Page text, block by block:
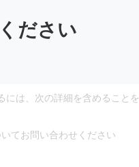
ださい